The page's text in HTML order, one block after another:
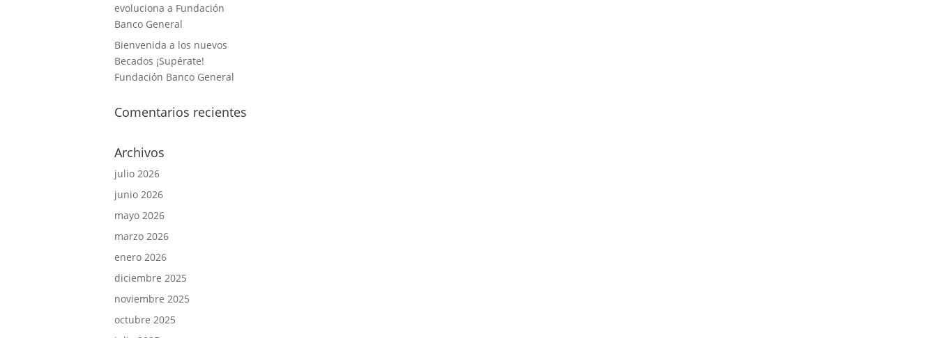
evoluciona a Fundación
Banco General
Bienvenida a los nuevos
Becados ¡Supérate!
Fundación Banco General
Comentarios recientes
Archivos
julio 2026
junio 2026
mayo 2026
marzo 2026
enero 2026
diciembre 2025
noviembre 2025
octubre 2025